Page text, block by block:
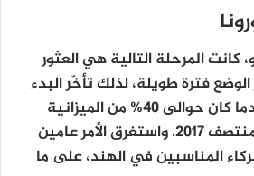
كانت المرحلة التالية هي العثور
فترة طويلة، لذلك تأخّر البدء
بالفيلم إلى 2020، بعدما كان حوالى 40% من الميزانية
فقط قد تأمن بحلول منتصف 2017. واستغرق الأمر عامين
المناسبين في الهند، على ما